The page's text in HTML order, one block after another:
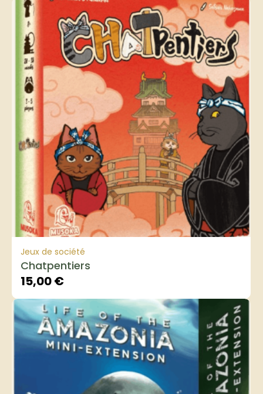
Jeux de société
Chatpentiers
15,00€